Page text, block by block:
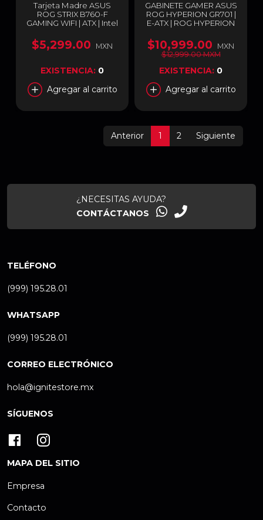
Tarjeta Madre ASUS
ROG STRIX B760-F
GAMING WIFI | ATX | Intel
192GB) | ROG STRIX
B760-F GAMING WIFI
$5,299.00 MXN
EXISTENCIA: 0
Agregar al carrito
GABINETE GAMER ASUS
ROG HYPERION GR701 |
E-ATX | ROG HYPERION
$10,999.00
MXN
$12,999.00 MXM
EXISTENCIA: 0
Agregar al carrito
Anterior 1 2 Siguiente
¿NECESITAS AYUDA?
CONTÁCTANOS
TELÉFONO
(999) 195.28.01
WHATSAPP
(999) 195.28.01
CORREO ELECTRÓNICO
hola@ignitestore.mx
SÍGUENOS
MAPA DEL SITIO
Empresa
Contacto